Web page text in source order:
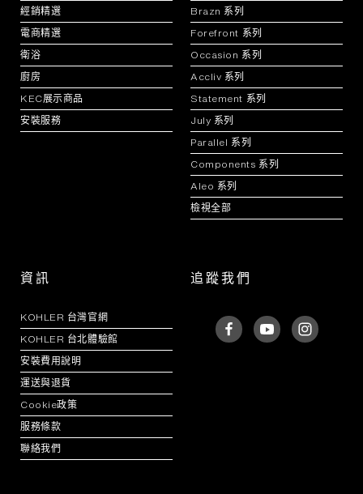
經銷精選
電商精選
衛浴
廚房
KEC展示商品
安裝服務
Brazn 系列
Forefront 系列
Occasion 系列
Accliv 系列
Statement 系列
July 系列
Parallel 系列
Components 系列
Aleo 系列
檢視全部
資訊
KOHLER 台灣官網
KOHLER 台北體驗館
安裝費用說明
運送與退貨
Cookie政策
服務條款
聯絡我們
追蹤我們